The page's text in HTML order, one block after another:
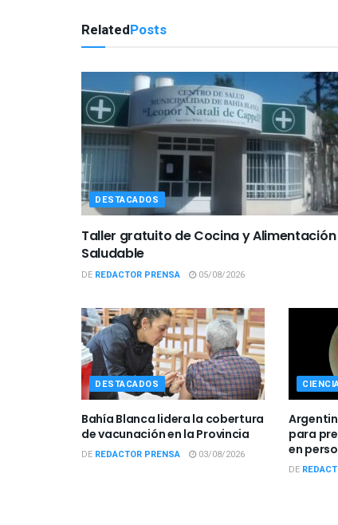
RelatedPosts
DESTACADOS
Taller gratuito de Cocina y Alimentación
Saludable
DE REDACTOR PRENSA 05/08/2026
DESTACADOS
Bahía Blanca lidera la cobertura
de vacunación en la Provincia
DE REDACTOR PRENSA 03/08/2026
para
en
DE